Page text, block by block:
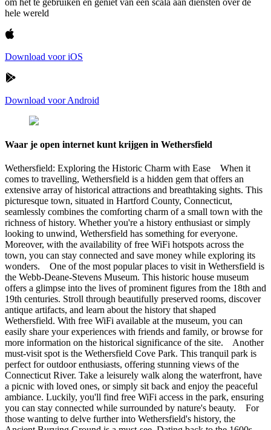
hele wereld
Download voor iOS
Download voor Android
Waar je open internet kunt krijgen in Wethersfield
Wethersfield: Exploring the Historic Charm with Ease When it
comes to travelling, Wethersfield is a hidden gem that offers an
extensive array of historical attractions and breathtaking sights. This
picturesque town, situated in Hartford County, Connecticut,
seamlessly combines the comforting charm of a small town with the
richness of history. Whether you're a history enthusiast or simply
looking to unwind, Wethersfield has something for everyone.
Moreover, with the availability of free WiFi hotspots across the
town, you can stay connected and save money while exploring its
wonders. One of the most popular places to visit in Wethersfield is
the Webb-Deane-Stevens Museum. This historic house museum
offers a glimpse into the lives of prominent figures from the 18th and
19th centuries. Stroll through beautifully preserved rooms, discover
antique artifacts, and learn about the history that shaped
Wethersfield. With free WiFi available at the museum, you can
easily share your experiences with friends and family, or browse for
more information on the historical significance of the site. Another
must-visit spot is the Wethersfield Cove Park. This tranquil park is
perfect for outdoor enthusiasts, offering stunning views of the
Connecticut River. Take a leisurely walk along the waterfront, have
a picnic with loved ones, or simply sit back and enjoy the peaceful
ambiance. Luckily, you'll find free WiFi access in the park, ensuring
you can stay connected while surrounded by nature's beauty. For
those wanting to delve further into Wethersfield's history, the